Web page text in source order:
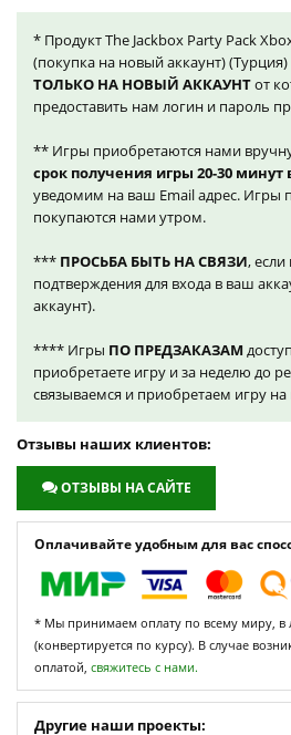
* Продукт The Jackbox Party Pack
(покупка на новый аккаунт)
ТОЛЬКО НА НОВЫЙ АККАУНТот
предоставить нам логин и пароль
** Игры приобретаются нами
срок получения игры 20-30 минут
уведомим на ваш Email адрес.
покупаются нами утром.
*** ПРОСЬБА БЫТЬ НА СВЯЗИ, если
подтверждения для входа в ваш
аккаунт).
**** Игры ПО ПРЕДЗАКАЗАМ
приобретаете игру и за неделю до
связываемся и приобретаем игру
Отзывы наших клиентов:
ОТЗЫВЫ НА САЙТЕ
Оплачивайте удобным для вас
* Мы принимаем оплату по всему миру, в
(конвертируется по курсу). В случае
оплатой, свяжитесь с нами.
Другие наши проекты: